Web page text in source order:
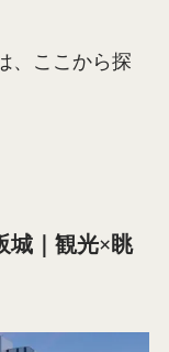
、ここから探
城｜観光×眺